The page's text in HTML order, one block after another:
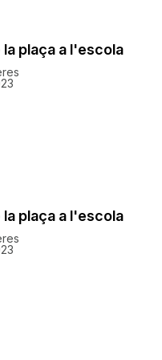
plaça a l'escola
plaça a l'escola